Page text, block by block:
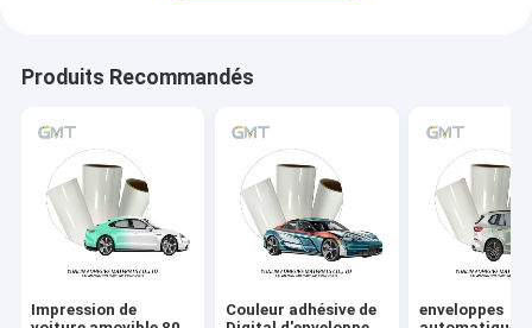
Produits Recommandés
Impression de
Couleur adhésive de
enveloppes